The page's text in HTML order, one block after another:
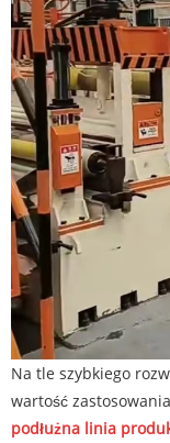
Na tle szybkiego
wartość zastosowania
podłużna linia